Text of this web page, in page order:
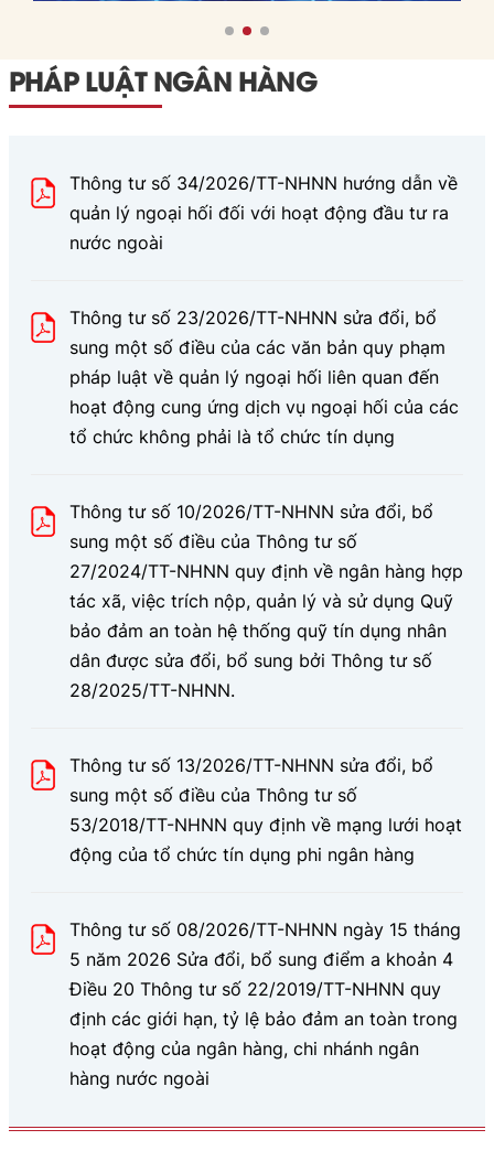
PHÁP LUẬT NGÂN HÀNG
Thông tư số 34/2026/TT-NHNN hướng dẫn về
quản lý ngoại hối đối với hoạt động đầu tư ra
nước ngoài
Thông tư số 23/2026/TT-NHNN sửa đổi, bổ
sung một số điều của các văn bản quy phạm
pháp luật về quản lý ngoại hối liên quan đến
hoạt động cung ứng dịch vụ ngoại hối của các
tổ chức không phải là tổ chức tín dụng
Thông tư số 10/2026/TT-NHNN sửa đổi, bổ
sung một số điều của Thông tư số
27/2024/TT-NHNN quy định về ngân hàng hợp
tác xã, việc trích nộp, quản lý và sử dụng Quỹ
bảo đảm an toàn hệ thống quỹ tín dụng nhân
dân được sửa đổi, bổ sung bởi Thông tư số
28/2025/TT-NHNN.
Thông tư số 13/2026/TT-NHNN sửa đổi, bổ
sung một số điều của Thông tư số
53/2018/TT-NHNN quy định về mạng lưới hoạt
động của tổ chức tín dụng phi ngân hàng
Thông tư số 08/2026/TT-NHNN ngày 15 tháng
5 năm 2026 Sửa đổi, bổ sung điểm a khoản 4
Điều 20 Thông tư số 22/2019/TT-NHNN quy
định các giới hạn, tỷ lệ bảo đảm an toàn trong
hoạt động của ngân hàng, chi nhánh ngân
hàng nước ngoài